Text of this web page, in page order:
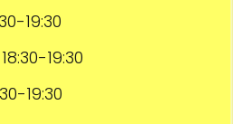
19:30
19:30
19:30